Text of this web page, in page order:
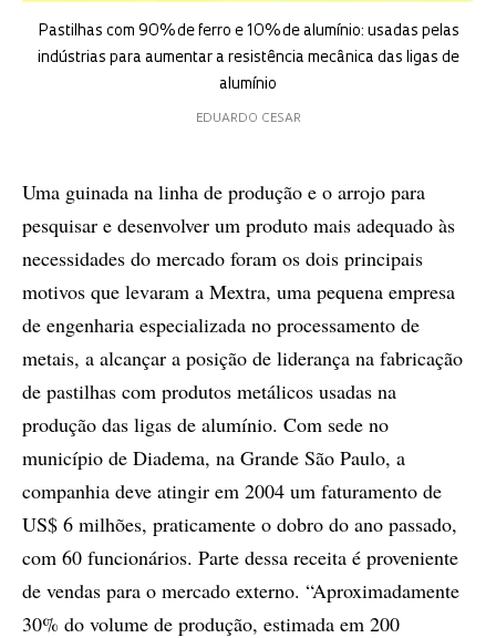
Pastilhas com 90% de ferro e 10% de alumínio: usadas pelas
indústrias para aumentar a resistência mecânica das ligas de
alumínio
EDUARDO CESAR
Uma guinada na linha de produção e o arrojo para
pesquisar e desenvolver um produto mais adequado às
necessidades do mercado foram os dois principais
motivos que levaram a Mextra, uma pequena empresa
de engenharia especializada no processamento de
metais, a alcançar a posição de liderança na fabricação
de pastilhas com produtos metálicos usadas na
produção das ligas de alumínio. Com sede no
município de Diadema, na Grande São Paulo, a
companhia deve atingir em 2004 um faturamento de
US$ 6 milhões, praticamente o dobro do ano passado,
com 60 funcionários. Parte dessa receita é proveniente
de vendas para o mercado externo. “Aproximadamente
30% do volume de produção, estimada em 200